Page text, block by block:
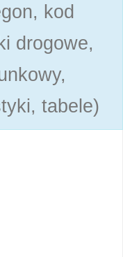
kod
drogowe,
tabele)